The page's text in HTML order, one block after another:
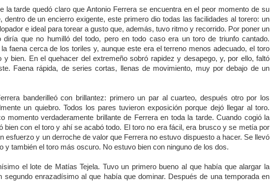
la tarde quedó claro que Antonio Ferrera se encuentra en el peor momento de su
dentro de un encierro exigente, este primero dio todas las facilidades al torero: un
e ideal para torear a gusto que, además, tuvo ritmo y recorrido. Por poner un
diría que no humilló del todo, pero en todo caso era un toro de triunfo cantado.
la faena cerca de los toriles y, aunque este era el terreno menos adecuado, el toro
y bien. En el quehacer del extremeño sobró rapidez y desapego, y, por ello, faltó
Faena rápida, de series cortas, llenas de movimiento, muy por debajo de un
banderilleó con brillantez: primero un par al cuarteo, después otro por los
un quiebro. Todos los pares tuvieron exposición porque dejó llegar al toro.
momento verdaderamente brillante de Ferrera en toda la tarde. Cuando cogió la
bien con el toro y ahí se acabó todo. El toro no era fácil, era brusco y se metía por
esfuerzo y un derroche de valor que Ferrera no estuvo dispuesto a hacer. Se llevó
y también el toro más oscuro. No estuvo bien con ninguno de los dos.
el lote de Matías Tejela. Tuvo un primero bueno al que había que alargar la
segundo enrazadísimo al que había que dominar. Después de una temporada en